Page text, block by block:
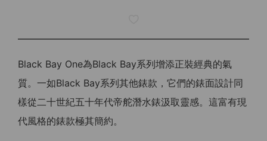
Black Bay One為Black Bay系列增添正裝經典的氣
質。一如Black Bay系列其他錶款，它們的錶面設計同
樣從二十世紀五十年代帝舵潛水錶汲取靈感。這富有現
代風格的錶款極其簡約。